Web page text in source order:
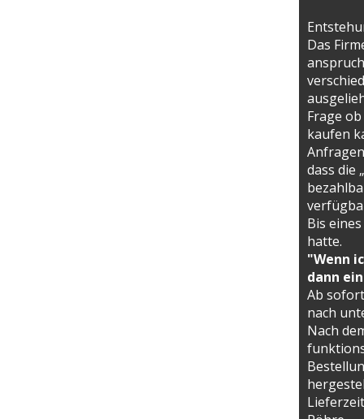
Das
Frage
kaufen
dass die
Bis
hatte.
"Wenn
dann
Ab
nach
Nach